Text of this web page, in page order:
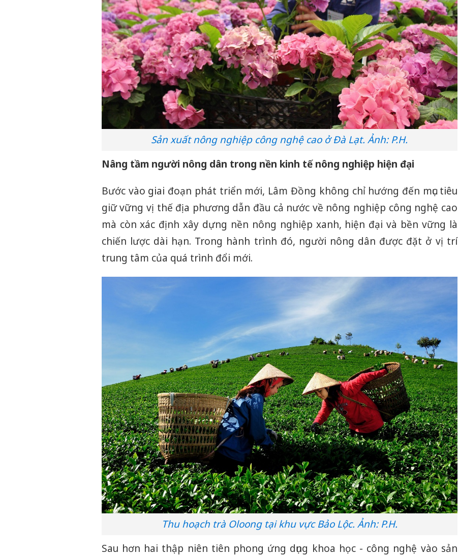
Sản xuất nông nghiệp công nghệ cao ở Đà Lạt. Ảnh: P.H.
Nâng tầm người nông dân trong nền kinh tế nông nghiệp hiện đại
Bước vào giai đoạn phát triển mới, Lâm Đồng không chỉ hướng đến mục tiêu
giữ vững vị thế địa phương dẫn đầu cả nước về nông nghiệp công nghệ cao
mà còn xác định xây dựng nền nông nghiệp xanh, hiện đại và bền vững là
chiến lược dài hạn. Trong hành trình đó, người nông dân được đặt ở vị trí
trung tâm của quá trình đổi mới.
Thu hoạch trà Oloong tại khu vực Bảo Lộc. Ảnh: P.H.
Sau hơn hai thập niên tiên phong ứng dụng khoa học - công nghệ vào sản